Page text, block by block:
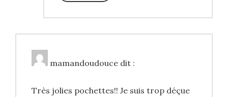
mamandoudouce dit :
Très jolies pochettes!! Je suis trop déçue